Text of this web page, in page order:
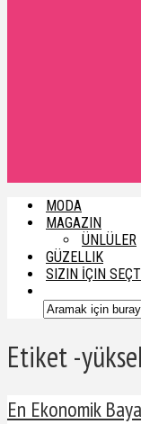
MODA
MAGAZIN
ÜNLÜLER
GÜZELLIK
SIZIN İÇIN
Etiket -
En Ekonomik